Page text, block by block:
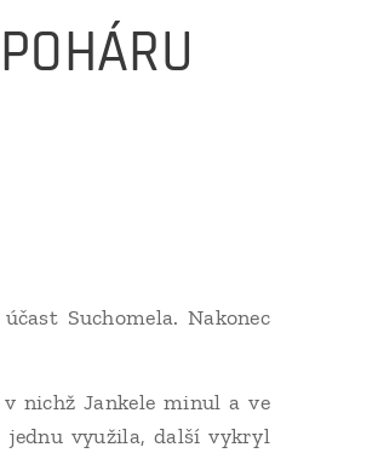
Suchomela. Nakonec
nichž Jankele minul a ve
jednu využila, další vykryl